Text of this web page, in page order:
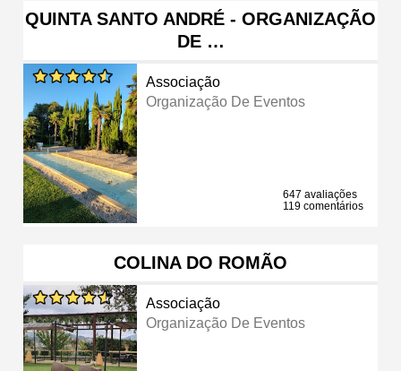
QUINTA SANTO ANDRÉ - ORGANIZAÇÃO
DE …
Associação
Organização De Eventos
647 avaliações
119 comentários
COLINA DO ROMÃO
Associação
Organização De Eventos